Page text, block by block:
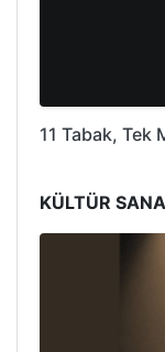
11 Tabak, Tek
KÜLTÜR